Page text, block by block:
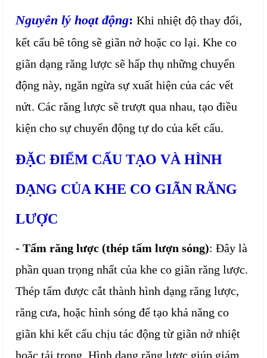
Nguyên lý hoạt động: Khi nhiệt độ thay đổi,
kết cấu bê tông sẽ giãn nở hoặc co lại. Khe co
giãn dạng răng lược sẽ hấp thụ những chuyển
động này, ngăn ngừa sự xuất hiện của các vết
nứt. Các răng lược sẽ trượt qua nhau, tạo điều
kiện cho sự chuyển động tự do của kết cấu.
ĐẶC ĐIỂM CẤU TẠO VÀ HÌNH
DẠNG CỦA KHE CO GIÃN RĂNG
LƯỢC
- Tấm răng lược (thép tấm lượn sóng): Đây là
phần quan trọng nhất của khe co giãn răng lược.
Thép tấm được cắt thành hình dạng răng lược,
răng cưa, hoặc hình sóng để tạo khả năng co
giãn khi kết cấu chịu tác động từ giãn nở nhiệt
hoặc tải trọng. Hình dạng răng lược giúp giảm